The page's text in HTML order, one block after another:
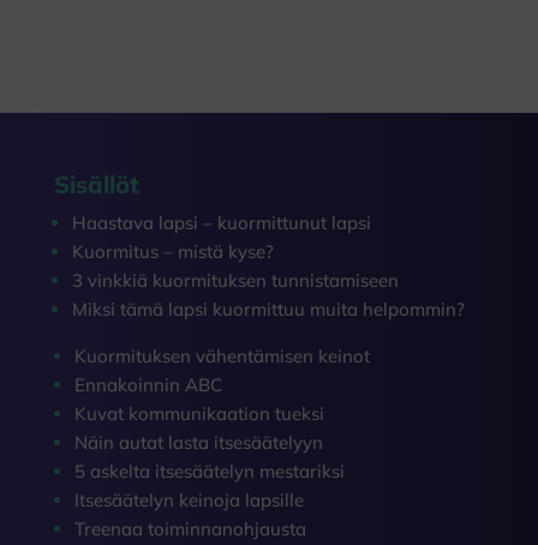
Sisällöt
Haastava lapsi – kuormittunut lapsi
Kuormitus – mistä kyse?
3 vinkkiä kuormituksen tunnistamiseen
Miksi tämä lapsi kuormittuu muita helpommin?
Kuormituksen vähentämisen keinot
Ennakoinnin ABC
Kuvat kommunikaation tueksi
Näin autat lasta itsesäätelyyn
5 askelta itsesäätelyn mestariksi
Itsesäätelyn keinoja lapsille
Treenaa toiminnanohjausta